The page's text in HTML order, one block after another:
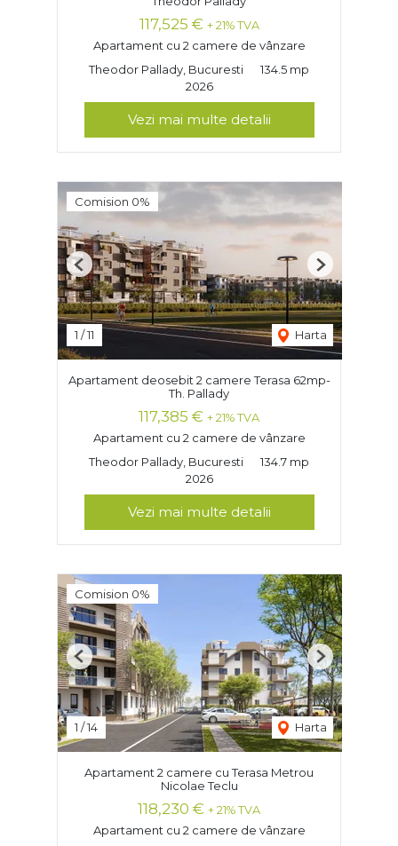
117,525 € + 21% TVA
Apartament cu 2 camere de vânzare
Theodor Pallady, Bucuresti
134.5 mp
2026
Vezi mai multe detalii
Comision 0%
1 /11 Harta
Previous Next
Apartament deosebit 2 camere Terasa 62mp-
Th. Pallady
117,385 € + 21% TVA
Apartament cu 2 camere de vânzare
Theodor Pallady, Bucuresti
134.7 mp
2026
Vezi mai multe detalii
Comision 0%
1 /14 Harta
Previous Next
Apartament 2 camere cu Terasa Metrou
Nicolae Teclu
118,230 € + 21% TVA
Apartament cu 2 camere de vânzare